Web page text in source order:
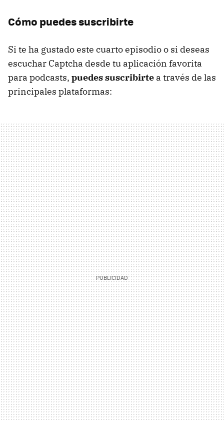
Cómo puedes suscribirte
Si te ha gustado este cuarto episodio o si deseas
escuchar Captcha desde tu aplicación favorita
para podcasts, puedes suscribirte a través de las
principales plataformas: